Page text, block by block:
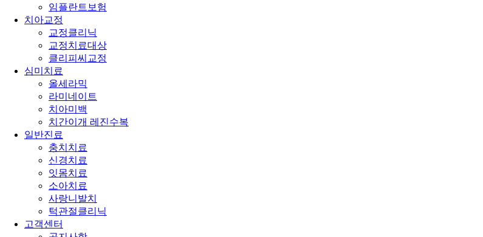
임플란트보험
치아교정
교정클리닉
교정치료대상
클리피씨교정
심미치료
올세라믹
라미네이트
치아미백
치간이개 레진수복
일반진료
충치치료
신경치료
잇몸치료
소아치료
사랑니발치
턱관절클리닉
고객센터